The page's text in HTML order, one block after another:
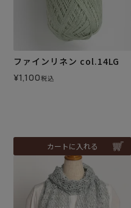
ファインリネン col.14LG
¥1,100税込
カートに入れる